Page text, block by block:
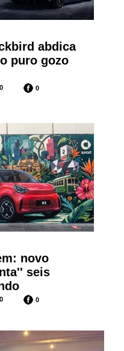
abdica
puro gozo
0 0
novo
seis
0 0